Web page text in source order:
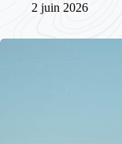
2 juin 2026